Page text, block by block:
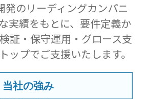
発のリーディングカンパニ
実績をもとに、要件定義か
証・保守運用・グロース支
ップでご支援いたします。
当社の強み